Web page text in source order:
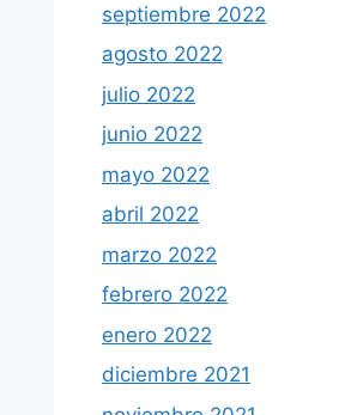
septiembre 2022
agosto 2022
julio 2022
junio 2022
mayo 2022
abril 2022
marzo 2022
febrero 2022
enero 2022
diciembre 2021